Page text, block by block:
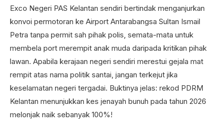
Exco Negeri PAS Kelantan sendiri bertindak menganjurkan
konvoi permotoran ke Airport Antarabangsa Sultan Ismail
Petra tanpa permit sah pihak polis, semata-mata untuk
membela port merempit anak muda daripada kritikan pihak
lawan. Apabila kerajaan negeri sendiri merestui gejala mat
rempit atas nama politik santai, jangan terkejut jika
keselamatan negeri tergadai. Buktinya jelas: rekod PDRM
Kelantan menunjukkan kes jenayah bunuh pada tahun 2026
melonjak naik sebanyak 100%!